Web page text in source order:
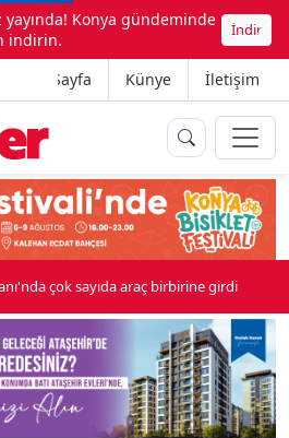
Konya gündeminde
indirin.
İndir
Ana Sayfa Künye İletişim
çok sayıda araç birbirine girdi